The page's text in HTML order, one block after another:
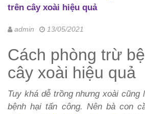
trên cây xoài hiệu quả
admin 13/05/2021
Cách phòng trừ
cây xoài hiệu quả
Tuy khá dễ trồng nhưng xoài cũng
bệnh hại tấn công. Nên bà con